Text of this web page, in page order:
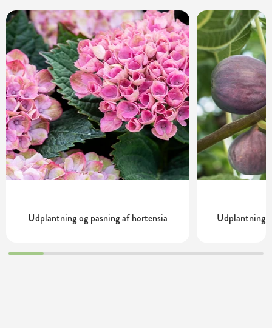
Udplantning og pasning af hortensia Udplantning